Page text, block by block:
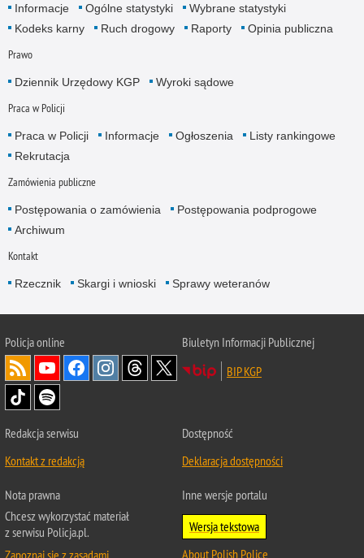
Informacje Ogólne statystyki
Wybrane statystyki
Kodeks karny
Ruch drogowy Raporty Opinia publiczna
Prawo
Dziennik Urzędowy KGP Wyroki sądowe
Praca w Policji
Praca w Policji Informacje Ogłoszenia
Listy rankingowe
Rekrutacja
Zamówienia publiczne
Postępowania o zamówienia
Postępowania podprogowe
Archiwum
Kontakt
Rzecznik Skargi i wnioski Sprawy weteranów
Policjaonline
Biuletyn Informacji Publicznej
BIP KGP
Redakcja serwisu
Kontakt z redakcją
Dostępność
Deklaracja dostępności
Nota prawna
Chcesz wykorzystać materiał
z serwisu Policja.pl.
Zapoznaj się z zasadami
Inne wersje portalu
Wersja tekstowa
About Polish Police